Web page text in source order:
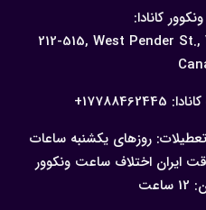
212-515, West Pender
17788462445+
تعطیلات: روزهای یکشنبه ساعات
اختلاف ساعت ونکوور